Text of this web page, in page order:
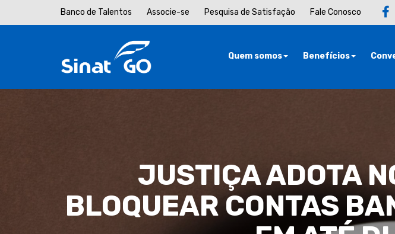
Banco de Talentos Associe-se Pesquisa de Satisfação Fale Conosco
Quem somos Benefícios
JUSTIÇA ADOTA
BLOQUEAR CONTAS